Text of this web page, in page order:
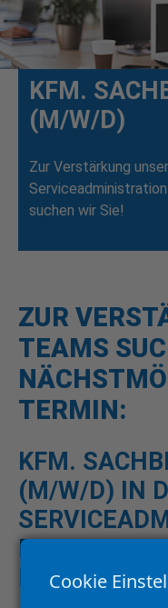
KFM.
(M/W/D)
Zur Verstärkung
suchen wir Sie!
ZUR
TEAMS
TERMIN:
KFM.
(M/W/D) IN
BEREICH
FÜR 30H/
Cookie